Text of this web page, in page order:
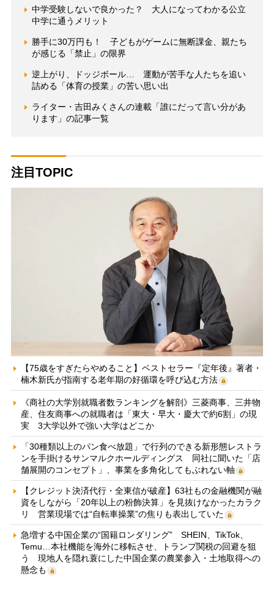
中学受験しないで良かった？ 大人になってわかる公立
中学に通うメリット
勝手に30万円も！ 子どもがゲームに無断課金、親たち
が感じる「禁止」の限界
逆上がり、ドッジボール… 運動が苦手な人たちを追い
詰める「体育の授業」の苦い思い出
ライター・吉田みくさんの連載「誰にだって言い分があ
ります」の記事一覧
注目TOPIC
【75歳をすぎたらやめること】ベストセラー『定年後』著者・
楠木新氏が指南する老年期の好循環を呼び込む方法
《商社の大学別就職者数ランキングを解剖》三菱商事、三井物
産、住友商事への就職者は「東大・早大・慶大で約6割」の現
実 3大学以外で強い大学はどこか
「30種類以上のパン食べ放題」で行列のできる新形態レストラ
ンを手掛けるサンマルクホールディングス 同社に聞いた「店
舗展開のコンセプト」、事業を多角化してもぶれない軸
【クレジット決済代行・全東信が破産】63社もの金融機関が融
資をしながら「20年以上の粉飾決算」を見抜けなかったカラク
リ 営業現場では“自転車操業”の焦りも表出していた
急増する中国企業の“国籍ロンダリング” SHEIN、TikTok、
Temu…本社機能を海外に移転させ、トランプ関税の回避を狙
う 現地人を隠れ蓑にした中国企業の農業参入・土地取得への
懸念も